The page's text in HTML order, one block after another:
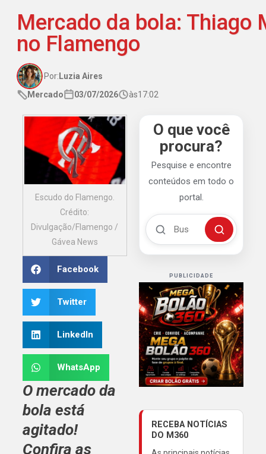
Mercado da bola: Thiago
no Flamengo
Por: Luzia Aires
Mercado
03/07/2026 às17:02
Escudo do Flamengo.
Crédito:
Divulgação/Flamengo /
Gávea News
Facebook
Twitter
LinkedIn
WhatsApp
O mercado da
bola está
agitado!
Confira as
O que você
procura?
Pesquise e encontre
conteúdos em todo o
portal.
Buscar no Mengão 360
Buscar
PUBLICIDADE
RECEBA NOTÍCIAS
DO M360